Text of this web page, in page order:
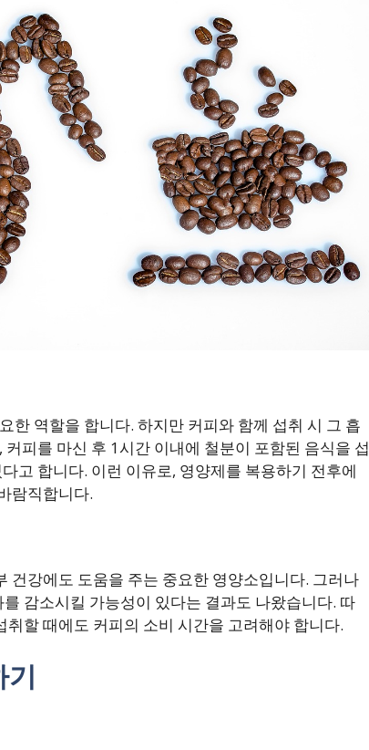
한 역할을 합니다. 하지만 커피와 함께 섭취 시 그 흡
피를 마신 후 1시간 이내에 철분이 포함된 음식을 섭
고 합니다. 이런 이유로, 영양제를 복용하기 전후에
람직합니다.
건강에도 도움을 주는 중요한 영양소입니다. 그러나
감소시킬 가능성이 있다는 결과도 나왔습니다. 따
할 때에도 커피의 소비 시간을 고려해야 합니다.